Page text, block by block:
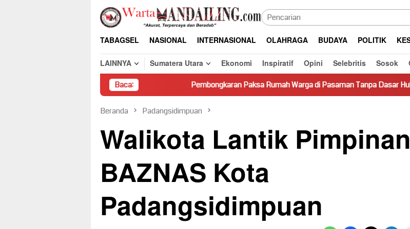
Loncat
konten
TABAGSEL NASIONAL INTERNASIONAL OLAHRAGA BUDAYA POLITIK
LAINNYA
Sumatera Utara Ekonomi Inspiratif Opini Selebritis Sosok
Baca:
Pembongkaran Paksa Rumah Warga di Pasaman Tanpa Dasar Hukum Picu Keresahan
Beranda Padangsidimpuan
Walikota Lantik Pimpinan
BAZNAS Kota
Padangsidimpuan